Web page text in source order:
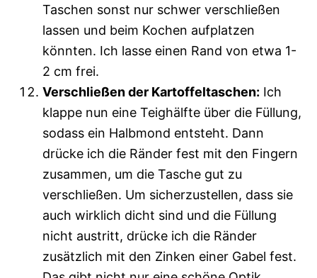
Taschen sonst nur schwer verschließen
lassen und beim Kochen aufplatzen
könnten. Ich lasse einen Rand von etwa 1-
2 cm frei.
Verschließen der Kartoffeltaschen: Ich
klappe nun eine Teighälfte über die Füllung,
sodass ein Halbmond entsteht. Dann
drücke ich die Ränder fest mit den Fingern
zusammen, um die Tasche gut zu
verschließen. Um sicherzustellen, dass sie
auch wirklich dicht sind und die Füllung
nicht austritt, drücke ich die Ränder
zusätzlich mit den Zinken einer Gabel fest.